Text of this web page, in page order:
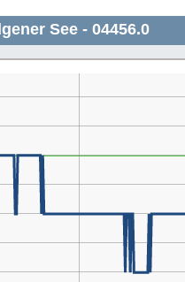
See - 04456.0